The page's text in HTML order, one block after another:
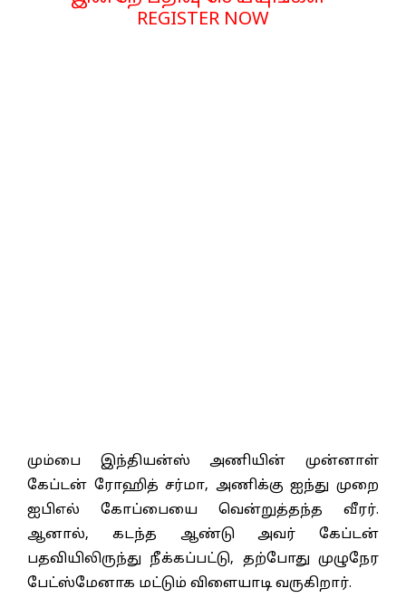
REGISTER NOW
மும்பை இந்தியன்ஸ் அணியின் முன்னாள்
கேப்டன் ரோஹித் சர்மா, அணிக்கு ஐந்து முறை
ஐபிஎல் கோப்பையை வென்றுத்தந்த வீரர்.
ஆனால், கடந்த ஆண்டு அவர் கேப்டன்
பதவியிலிருந்து நீக்கப்பட்டு, தற்போது முழுநேர
பேட்ஸ்மேனாக மட்டும் விளையாடி வருகிறார்.